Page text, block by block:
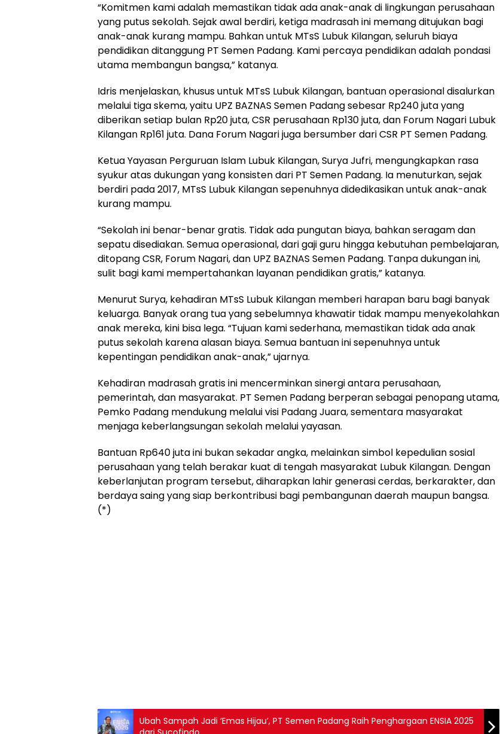
“Komitmen kami adalah memastikan tidak ada anak-anak di lingkungan perusahaan
yang putus sekolah. Sejak awal berdiri, ketiga madrasah ini memang ditujukan bagi
anak-anak kurang mampu. Bahkan untuk MTsS Lubuk Kilangan, seluruh biaya
pendidikan ditanggung PT Semen Padang. Kami percaya pendidikan adalah pondasi
utama membangun bangsa,” katanya.
Idris menjelaskan, khusus untuk MTsS Lubuk Kilangan, bantuan operasional disalurkan
melalui tiga skema, yaitu UPZ BAZNAS Semen Padang sebesar Rp240 juta yang
diberikan setiap bulan Rp20 juta, CSR perusahaan Rp130 juta, dan Forum Nagari Lubuk
Kilangan Rp161 juta. Dana Forum Nagari juga bersumber dari CSR PT Semen Padang.
Ketua Yayasan Perguruan Islam Lubuk Kilangan, Surya Jufri, mengungkapkan rasa
syukur atas dukungan yang konsisten dari PT Semen Padang. Ia menuturkan, sejak
berdiri pada 2017, MTsS Lubuk Kilangan sepenuhnya didedikasikan untuk anak-anak
kurang mampu.
“Sekolah ini benar-benar gratis. Tidak ada pungutan biaya, bahkan seragam dan
sepatu disediakan. Semua operasional, dari gaji guru hingga kebutuhan pembelajaran,
ditopang CSR, Forum Nagari, dan UPZ BAZNAS Semen Padang. Tanpa dukungan ini,
sulit bagi kami mempertahankan layanan pendidikan gratis,” katanya.
Menurut Surya, kehadiran MTsS Lubuk Kilangan memberi harapan baru bagi banyak
keluarga. Banyak orang tua yang sebelumnya khawatir tidak mampu menyekolahkan
anak mereka, kini bisa lega. “Tujuan kami sederhana, memastikan tidak ada anak
putus sekolah karena alasan biaya. Semua bantuan ini sepenuhnya untuk
kepentingan pendidikan anak-anak,” ujarnya.
Kehadiran madrasah gratis ini mencerminkan sinergi antara perusahaan,
pemerintah, dan masyarakat. PT Semen Padang berperan sebagai penopang utama,
Pemko Padang mendukung melalui visi Padang Juara, sementara masyarakat
menjaga keberlangsungan sekolah melalui yayasan.
Bantuan Rp640 juta ini bukan sekadar angka, melainkan simbol kepedulian sosial
perusahaan yang telah berakar kuat di tengah masyarakat Lubuk Kilangan. Dengan
keberlanjutan program tersebut, diharapkan lahir generasi cerdas, berkarakter, dan
berdaya saing yang siap berkontribusi bagi pembangunan daerah maupun bangsa.
(*)
Ubah Sampah Jadi ‘Emas Hijau’, PT Semen Padang Raih Penghargaan ENSIA 2025